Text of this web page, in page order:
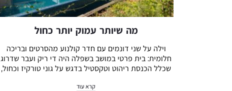
מה שיותר עמוק יותר כחול
וילה על שני דונמים עם חדר קולנוע מהסרטים ובריכה
חלומית: בית פרטי במושב בשפלה היה די ריק ועבר שדרוג
שכלל הכנסת ריהוט וטקסטיל בדגש על גוני טורקיז וכחול,
קרא עוד